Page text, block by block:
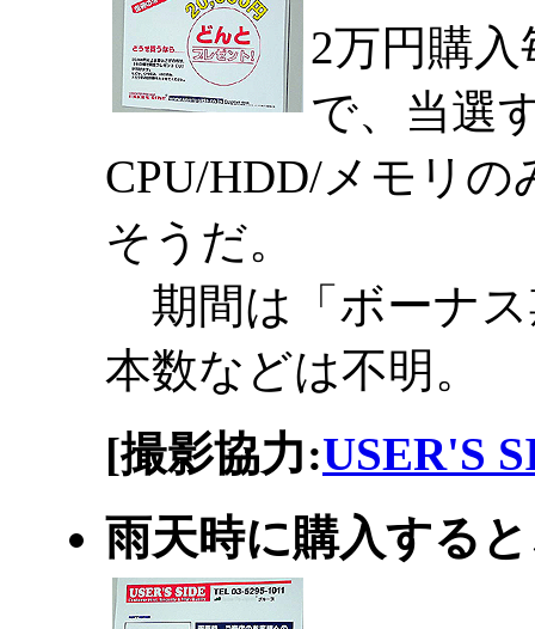
2万円購
で、当選
CPU/HDD/メモリ
そうだ。
期間は「ボーナス
本数などは不明。
[撮影協力:USER'S
雨天時に購入する